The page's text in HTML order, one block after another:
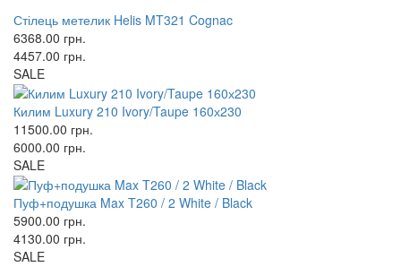
Стілець метелик Helis MT321 Cognac
6368.00 грн.
4457.00 грн.
SALE
Килим Luxury 210 Ivory/Taupe 160х230
11500.00 грн.
6000.00 грн.
SALE
Пуф+подушка Max T260 / 2 White / Black
5900.00 грн.
4130.00 грн.
SALE